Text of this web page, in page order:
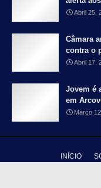
Abril 25,
Câmara
contra o
Abril 17,
Jovem é
em
Março
INÍCIO